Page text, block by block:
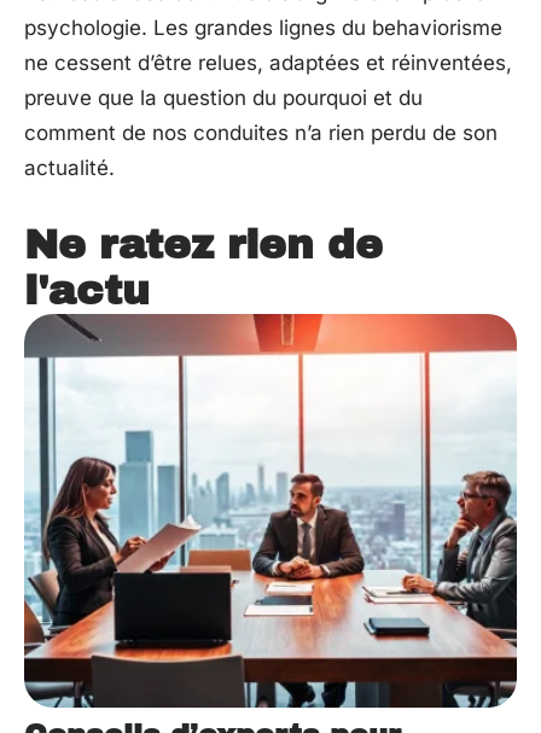
psychologie. Les grandes lignes du behaviorisme
ne cessent d’être relues, adaptées et réinventées,
preuve que la question du pourquoi et du
comment de nos conduites n’a rien perdu de son
actualité.
Ne ratez rien de
l'actu